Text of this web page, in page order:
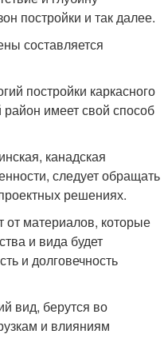
постройки и так далее.
составляется
постройки каркасного
имеет свой способ
канадская
следует обращать
решениях.
материалов, которые
и вида будет
и долговечность
вид, берутся во
и влияниям